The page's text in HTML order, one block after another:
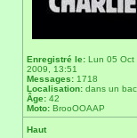
Enregistré le: Lun 05 Oct
2009, 13:51
Messages: 1718
Localisation: dans un bac
Âge: 42
Moto: BrooOOAAP
Haut